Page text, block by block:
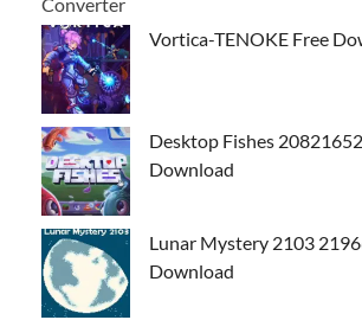
Vortica-TENOKE Free
Desktop Fishes
Download
Lunar Mystery 2103
Download